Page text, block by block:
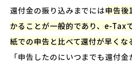
還付金の振り込みまでには申告後
かることが一般的であり、e-Tax
紙での申告と比べて還付が早くな
「申告したのにいつまでも還付